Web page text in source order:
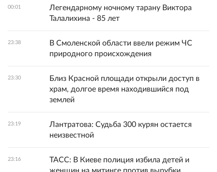
00:01
Легендарному ночному тарану Виктора
Талалихина - 85 лет
23:38
В Смоленской области ввели режим ЧС
природного происхождения
23:30
Близ Красной площади открыли доступ в
храм, долгое время находившийся под
землей
23:19
Лантратова: Судьба 300 курян остается
неизвестной
23:16
ТАСС: В Киеве полиция избила детей и